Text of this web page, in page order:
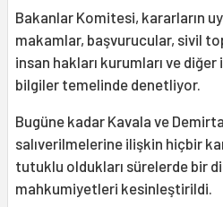
Bakanlar Komitesi, kararların
makamlar, başvurucular, sivil
insan hakları kurumları ve
bilgiler temelinde denetliyor.
Bugüne kadar Kavala ve
salıverilmelerine ilişkin hiçbir
tutuklu oldukları sürelerde bir
mahkumiyetleri kesinleştirildi.